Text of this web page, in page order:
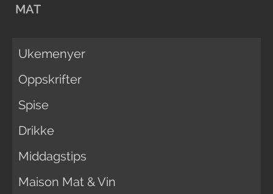
MAT
Ukemenyer
Oppskrifter
Spise
Drikke
Middagstips
Maison Mat & Vin